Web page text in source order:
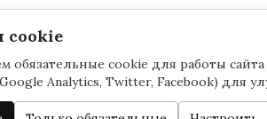
cookie
обязательные cookie для работы
Analytics, Twitter, Facebook) для